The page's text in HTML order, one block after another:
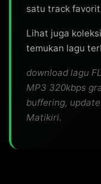
satu track
Lihat juga
temukan lagu
download lagu
MP3 320kbps
buffering,
Matikiri.